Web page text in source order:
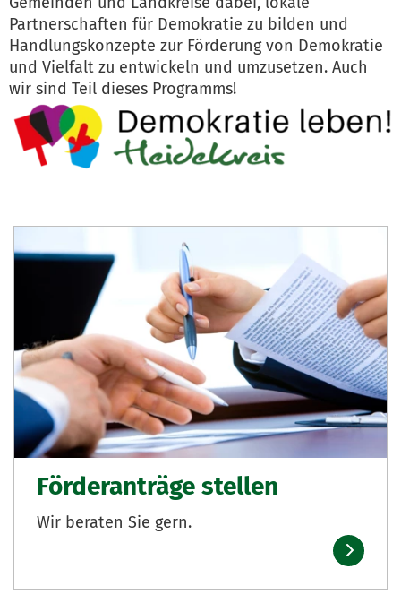
Partnerschaften für Demokratie zu bilden und
Handlungskonzepte zur Förderung von Demokratie
und Vielfalt zu entwickeln und umzusetzen. Auch
wir sind Teil dieses Programms!
Förderanträge stellen
Wir beraten Sie gern.